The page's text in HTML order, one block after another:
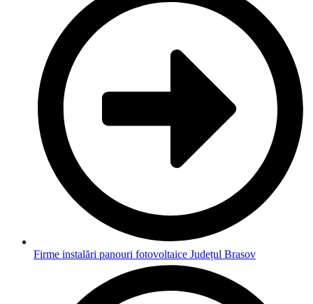
Firme instalări panouri fotovoltaice Județul Brasov